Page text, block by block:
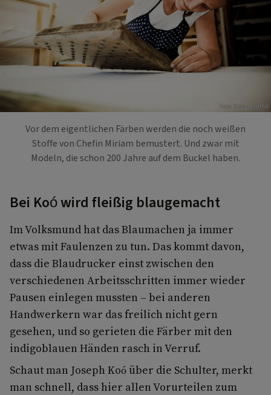
Foto: Stefan Knittel
Vor dem eigentlichen Färben werden die noch weißen
Stoffe von Chefin Miriam bemustert. Und zwar mit
Modeln, die schon 200 Jahre auf dem Buckel haben.
Bei Koó wird fleißig blaugemacht
Im Volksmund hat das Blaumachen ja immer
etwas mit Faulenzen zu tun. Das kommt davon,
dass die Blaudrucker einst zwischen den
verschiedenen Arbeitsschritten immer wieder
Pausen einlegen mussten – bei anderen
Handwerkern war das freilich nicht gern
gesehen, und so gerieten die Färber mit den
indigoblauen Händen rasch in Verruf.
Schaut man Joseph Koó über die Schulter, merkt
man schnell, dass hier allen Vorurteilen zum